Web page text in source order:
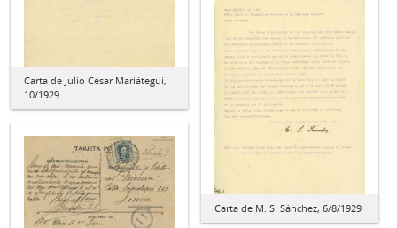
Carta de Julio César Mariátegui,
10/1929
Carta de M. S. Sánchez, 6/8/1929